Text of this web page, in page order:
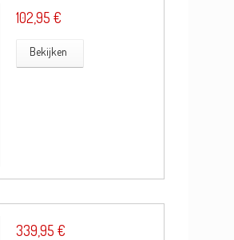
102,95 €
Bekijken
339,95 €